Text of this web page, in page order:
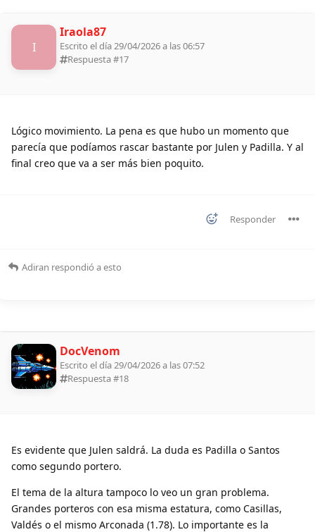
I
Iraola87
Escrito el día 29/04/2026 a las 06:57
Respuesta #17
Lógico movimiento. La pena es que hubo un momento que
parecía que podíamos rascar bastante por Julen y Padilla. Y al
final creo que va a ser más bien poquito.
Responder
Adiran respondió a esto
DocVenom
Escrito el día 29/04/2026 a las 07:52
Respuesta #18
Es evidente que Julen saldrá. La duda es Padilla o Santos
como segundo portero.
El tema de la altura tampoco lo veo un gran problema.
Grandes porteros con esa misma estatura, como Casillas,
Valdés o el mismo Arconada (1.78). Lo importante es la